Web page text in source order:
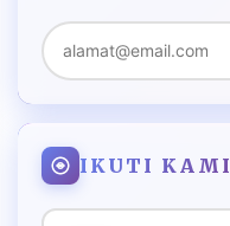
IKUTI KAMI